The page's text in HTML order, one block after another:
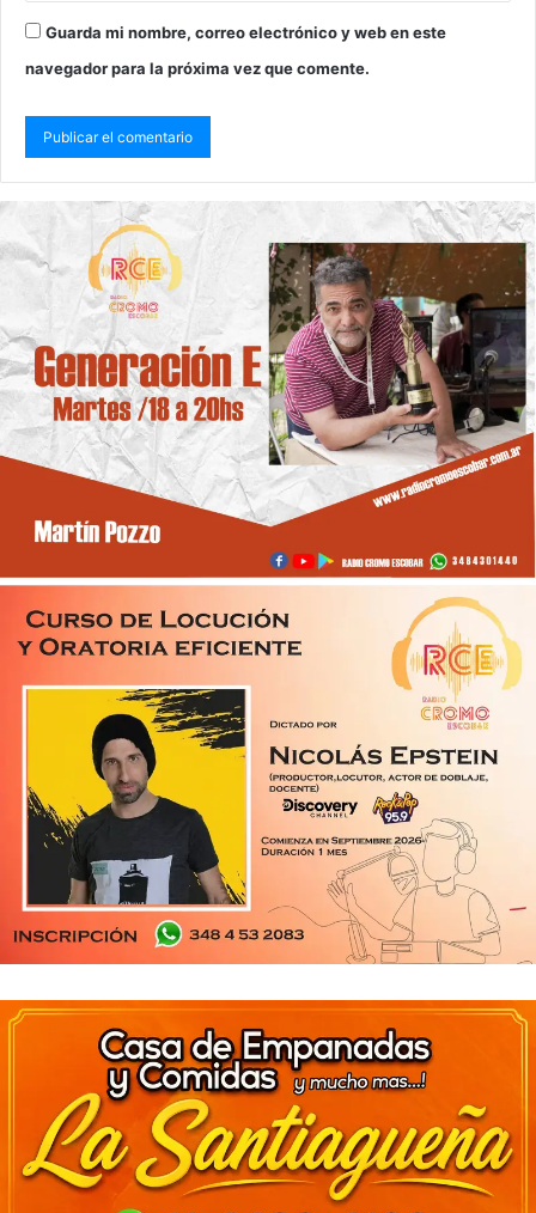
Guarda mi nombre, correo electrónico y web en este
navegador para la próxima vez que comente.